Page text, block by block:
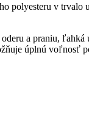
polyesteru v
a praniu, ľahká
úplnú voľnosť